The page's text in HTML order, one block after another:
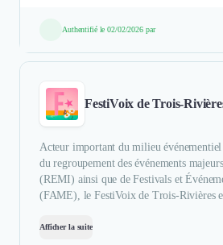
Authentifié le 02/02/2026 par
FestiVoix de Trois-
Acteur important du milieu événementiel
du regroupement des événements
(REMI) ainsi que de Festivals et
(FAME), le FestiVoix de Trois-Rivières
Afficher la suite